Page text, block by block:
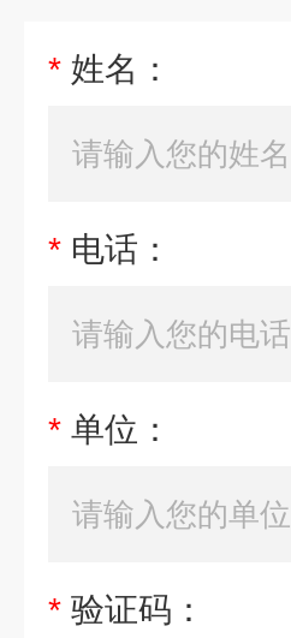
* 姓名：
* 电话：
* 单位：
* 验证码：